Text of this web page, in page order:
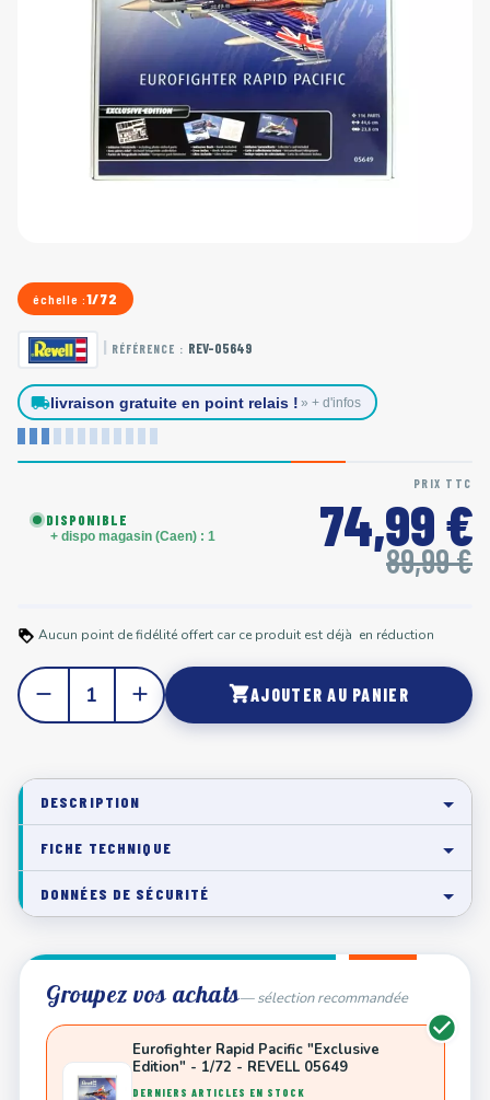
échelle :1/72
| RÉFÉRENCE : REV-05649
local_shippinglivraison gratuite en point relais ! » + d'infos
DISPONIBLE
+ dispo magasin (Caen) : 1
PRIX TTC
74,99 €
89,99 €
Aucun point de fidélité offert car ce produit est déjà en réduction
remove add shopping_cartAJOUTER AU PANIER
DESCRIPTION
FICHE TECHNIQUE
DONNÉES DE SÉCURITÉ
Groupez vos achats— sélection recommandée
Eurofighter Rapid Pacific "Exclusive
Edition" - 1/72 - REVELL 05649
DERNIERS ARTICLES EN STOCK